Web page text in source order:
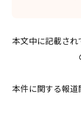
本文中に記載さ
本件に関する報道